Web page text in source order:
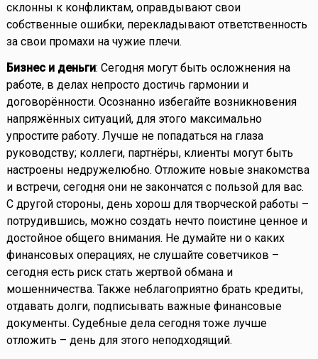
склонны к конфликтам, оправдывают свои
собственные ошибки, перекладывают ответственность
за свои промахи на чужие плечи.
Бизнес и деньги: Сегодня могут быть осложнения на
работе, в делах непросто достичь гармонии и
договорённости. Осознанно избегайте возникновения
напряжённых ситуаций, для этого максимально
упростите работу. Лучше не попадаться на глаза
руководству; коллеги, партнёры, клиенты могут быть
настроены недружелюбно. Отложите новые знакомства
и встречи, сегодня они не закончатся с пользой для вас.
С другой стороны, день хорош для творческой работы –
потрудившись, можно создать нечто поистине ценное и
достойное общего внимания. Не думайте ни о каких
финансовых операциях, не слушайте советчиков –
сегодня есть риск стать жертвой обмана и
мошенничества. Также неблагоприятно брать кредиты,
отдавать долги, подписывать важные финансовые
документы. Судебные дела сегодня тоже лучше
отложить – день для этого неподходящий.